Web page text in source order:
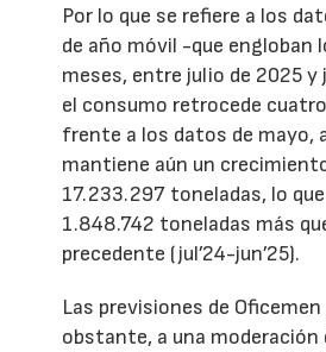
Por lo que se refiere a los
de año móvil -que engloban
meses, entre julio de 2025 y
el consumo retrocede
frente a los datos de mayo,
mantiene aún un
17.233.297 toneladas, lo
1.848.742 toneladas más
precedente (jul’24-jun’25).
Las previsiones de
obstante, a una